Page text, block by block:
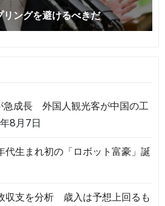
急成長 外国人観光客が中国の工
8月7日
代生まれ初の「ロボット富豪」誕
収支を分析 歳入は予想上回るも